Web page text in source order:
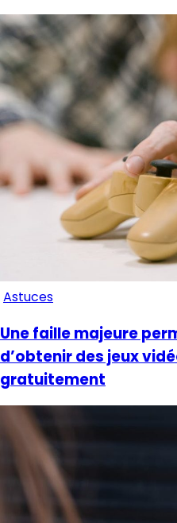
Astuces
Une faille majeure
d’obtenir des jeux
gratuitement